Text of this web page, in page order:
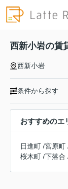
西新小岩の賃
西新小岩
条件から探す
おすすめのエ
日進町 /宮原町
桜木町 /下落合